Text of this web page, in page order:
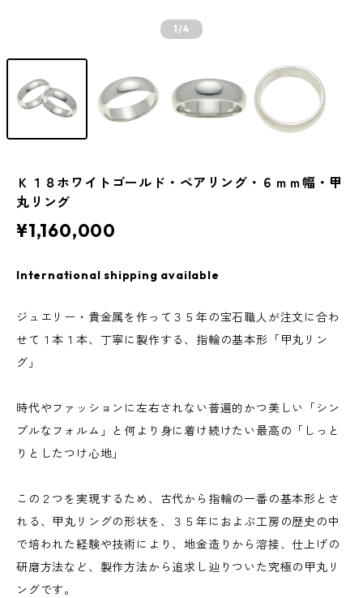
1/4
Ｋ１８ホワイトゴールド・ペアリング・６ｍｍ幅・甲
丸リング
¥1,160,000
International shipping available
ジュエリー・貴金属を作って３５年の宝石職人が注文に合わ
せて１本１本、丁寧に製作する、指輪の基本形「甲丸リン
グ」
時代やファッションに左右されない普遍的かつ美しい「シン
プルなフォルム」と何より身に着け続けたい最高の「しっと
りとしたつけ心地」
この２つを実現するため、古代から指輪の一番の基本形とさ
れる、甲丸リングの形状を、３５年におよぶ工房の歴史の中
で培われた経験や技術により、地金造りから溶接、仕上げの
研磨方法など、製作方法から追求し辿りついた究極の甲丸リ
ングです。